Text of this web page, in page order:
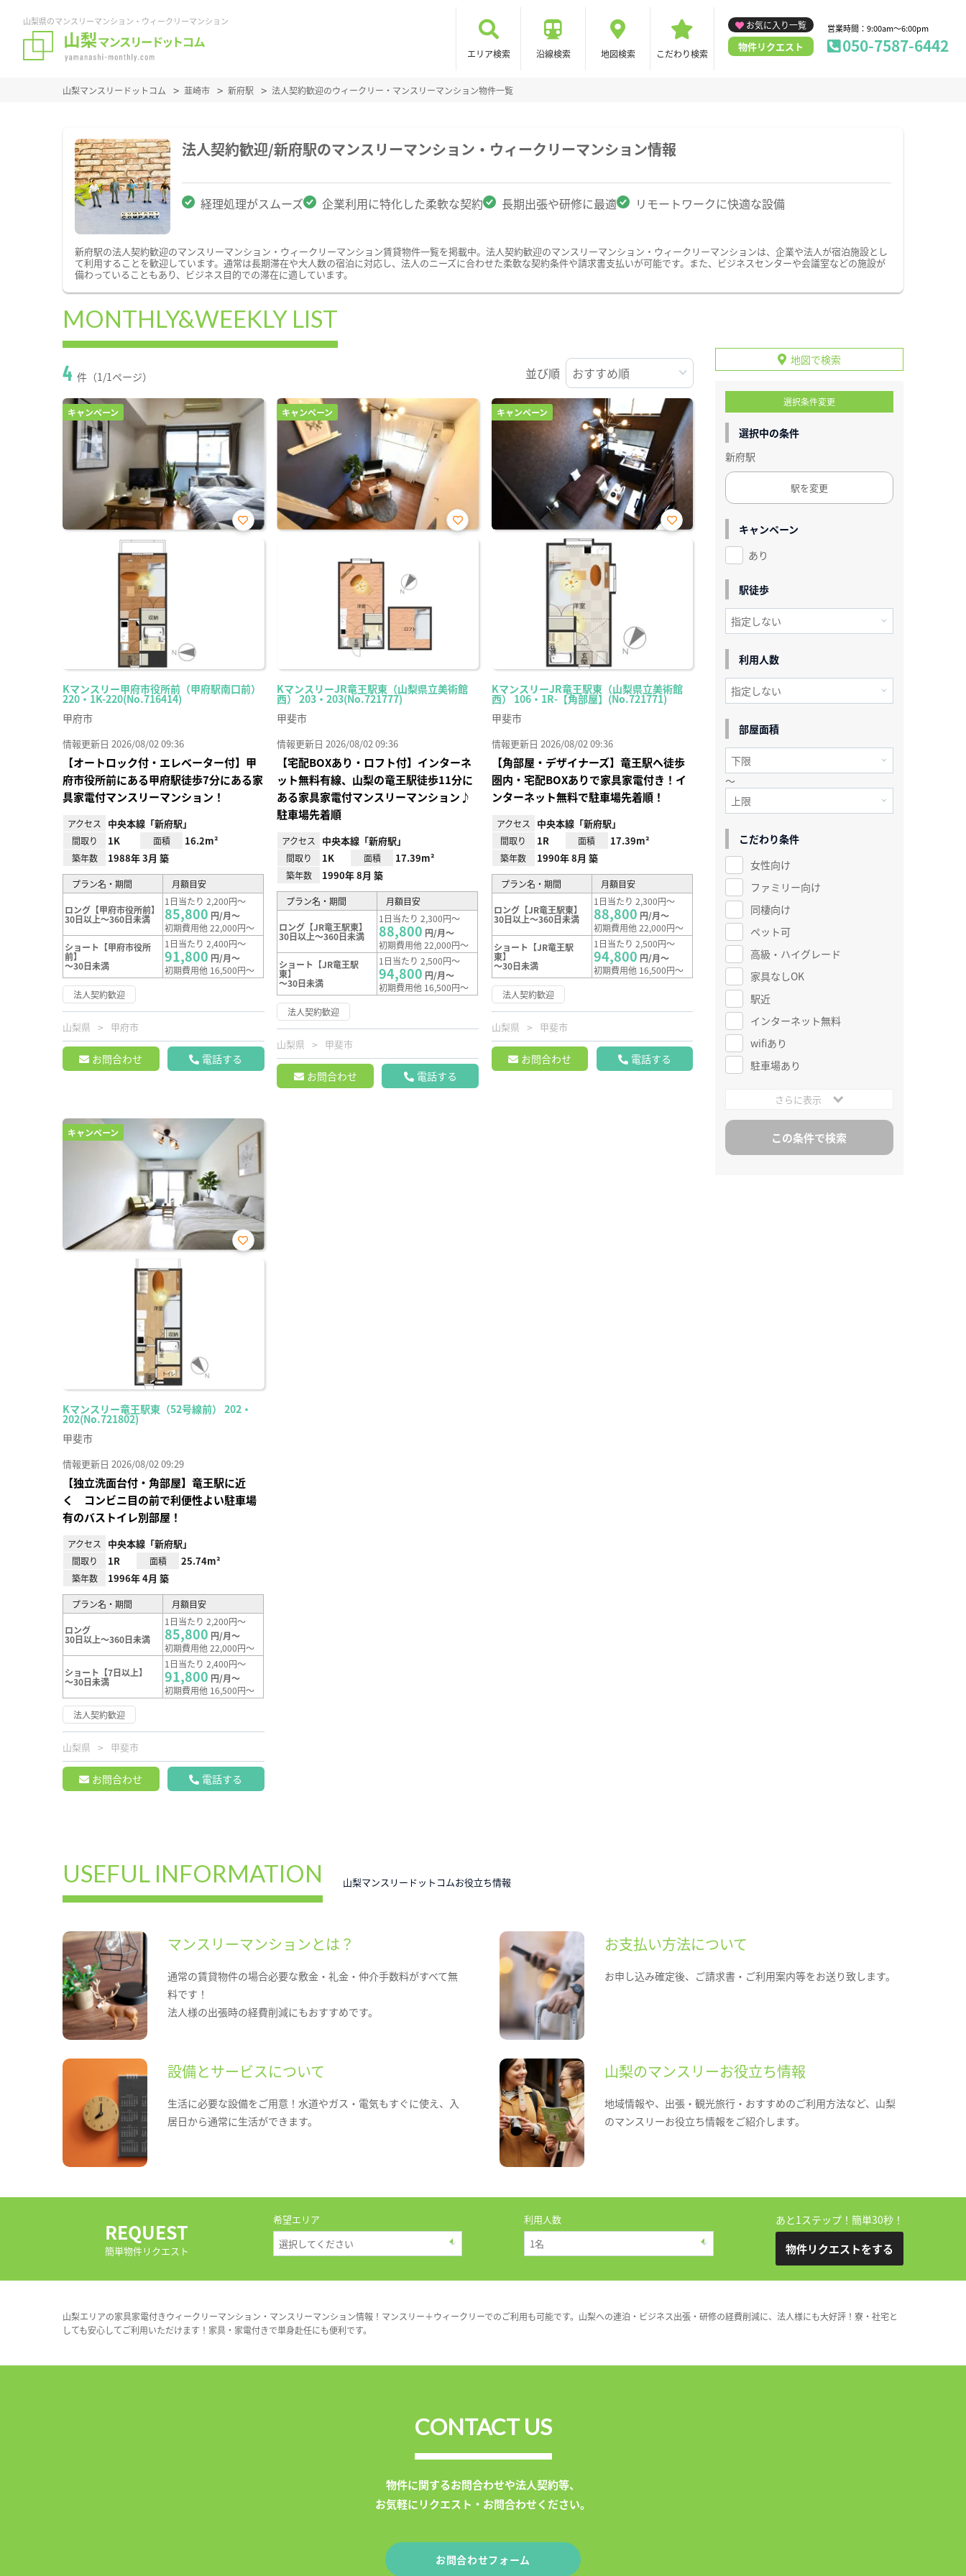
山梨県のマンスリーマンション・ウィークリーマンション
エリア検索 沿線検索 地図検索 こだわり検索
お気に入り一覧
物件リクエスト
営業時間：9:00am～6:00pm
050-7587-6442
山梨マンスリードットコム 韮崎市 新府駅 法人契約歓迎のウィークリー・マンスリーマンション物件一覧
法人契約歓迎/新府駅のマンスリーマンション・ウィークリーマンション情報
経理処理がスムーズ 企業利用に特化した柔軟な契約 長期出張や研修に最適 リモートワークに快適な設備
新府駅の法人契約歓迎のマンスリーマンション・ウィークリーマンション賃貸物件一覧を掲載中。法人契約歓迎のマンスリーマンション・ウィークリーマンションは、企業や法人が宿泊施設とし
て利用することを歓迎しています。通常は長期滞在や大人数の宿泊に対応し、法人のニーズに合わせた柔軟な契約条件や請求書支払いが可能です。また、ビジネスセンターや会議室などの施設が
備わっていることもあり、ビジネス目的での滞在に適しています。
MONTHLY&WEEKLY LIST
4 件（1/1ページ） 並び順
キャンペーン
Kマンスリー甲府市役所前（甲府駅南口前）
220・1K-220(No.716414)
お気
甲府市
情報更新日 2026/08/02 09:36
【オートロック付・エレベーター付】甲
府市役所前にある甲府駅徒歩7分にある家
具家電付マンスリーマンション！
アクセス 中央本線「新府駅」
間取り 1K 面積 16.2m²
築年数 1988年 3月 築
プラン名・期間 月額目安
ロング【甲府市役所前】
30日以上～360日未満
1日当たり 2,200円～
85,800 円/月～
初期費用他 22,000円～
ショート【甲府市役所
前】
～30日未満
1日当たり 2,400円～
91,800 円/月～
初期費用他 16,500円～
法人契約歓迎
山梨県 甲府市
お問合わせ 電話する
キャンペーン
KマンスリーJR竜王駅東（山梨県立美術館
西） 203・203(No.721777)
お気
甲斐市
情報更新日 2026/08/02 09:36
【宅配BOXあり・ロフト付】インターネ
ット無料有線、山梨の竜王駅徒歩11分に
ある家具家電付マンスリーマンション♪
駐車場先着順
アクセス 中央本線「新府駅」
間取り 1K 面積 17.39m²
築年数 1990年 8月 築
プラン名・期間 月額目安
ロング【JR竜王駅東】
30日以上～360日未満
1日当たり 2,300円～
88,800 円/月～
初期費用他 22,000円～
ショート【JR竜王駅
東】
～30日未満
1日当たり 2,500円～
94,800 円/月～
初期費用他 16,500円～
法人契約歓迎
山梨県 甲斐市
お問合わせ 電話する
キャンペーン
KマンスリーJR竜王駅東（山梨県立美術館
西） 106・1R-【角部屋】(No.721771)
お気
甲斐市
情報更新日 2026/08/02 09:36
【角部屋・デザイナーズ】竜王駅へ徒歩
圏内・宅配BOXありで家具家電付き！イ
ンターネット無料で駐車場先着順！
アクセス 中央本線「新府駅」
間取り 1R 面積 17.39m²
築年数 1990年 8月 築
プラン名・期間 月額目安
ロング【JR竜王駅東】
30日以上～360日未満
1日当たり 2,300円～
88,800 円/月～
初期費用他 22,000円～
ショート【JR竜王駅
東】
～30日未満
1日当たり 2,500円～
94,800 円/月～
初期費用他 16,500円～
法人契約歓迎
山梨県 甲斐市
お問合わせ 電話する
キャンペーン
Kマンスリー竜王駅東（52号線前） 202・
202(No.721802)
お気
甲斐市
情報更新日 2026/08/02 09:29
【独立洗面台付・角部屋】竜王駅に近
く コンビニ目の前で利便性よい駐車場
有のバストイレ別部屋！
アクセス 中央本線「新府駅」
間取り 1R 面積 25.74m²
築年数 1996年 4月 築
プラン名・期間 月額目安
ロング
30日以上～360日未満
1日当たり 2,200円～
85,800 円/月～
初期費用他 22,000円～
ショート【7日以上】
～30日未満
1日当たり 2,400円～
91,800 円/月～
初期費用他 16,500円～
法人契約歓迎
山梨県 甲斐市
お問合わせ 電話する
地図で検索
選択条件変更
選択中の条件
新府駅
駅を変更
キャンペーン
あり
駅徒歩
利用人数
部屋面積
～
こだわり条件
女性向け
ファミリー向け
同棲向け
ペット可
高級・ハイグレード
家具なしOK
駅近
インターネット無料
wifiあり
駐車場あり
さらに表示
USEFUL INFORMATION 山梨マンスリードットコムお役立ち情報
マンスリーマンションとは？
通常の賃貸物件の場合必要な敷金・礼金・仲介手数料がすべて無
料です！
法人様の出張時の経費削減にもおすすめです。
お支払い方法について
お申し込み確定後、ご請求書・ご利用案内等をお送り致します。
設備とサービスについて
生活に必要な設備をご用意！水道やガス・電気もすぐに使え、入
居日から通常に生活ができます。
山梨のマンスリーお役立ち情報
地域情報や、出張・観光旅行・おすすめのご利用方法など、山梨
のマンスリーお役立ち情報をご紹介します。
REQUEST
簡単物件リクエスト
希望エリア 利用人数 あと1ステップ！簡単30秒！
物件リクエストをする
山梨エリアの家具家電付きウィークリーマンション・マンスリーマンション情報！マンスリー＋ウィークリーでのご利用も可能です。山梨への連泊・ビジネス出張・研修の経費削減に、法人様にも大好評！寮・社宅と
しても安心してご利用いただけます！家具・家電付きで単身赴任にも便利です。
CONTACT US
物件に関するお問合わせや法人契約等、
お気軽にリクエスト・お問合わせください。
お問合わせフォーム